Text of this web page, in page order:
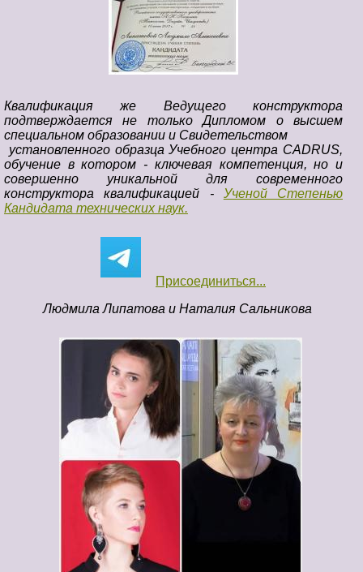
Квалификация же Ведущего конструктора
подтверждается не только Дипломом о высшем
специальном образовании и Свидетельством
установленного образца Учебного центра CADRUS,
обучение в котором - ключевая компетенция, но и
совершенно уникальной для современного
конструктора квалификацией - Ученой Степенью
Кандидата технических наук.
Присоединиться...
Людмила Липатова и Наталия Сальникова